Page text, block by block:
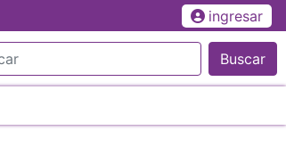
ingresar
Buscar